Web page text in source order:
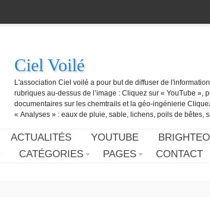
Ciel Voilé
L'association Ciel voilé a pour but de diffuser de
rubriques au-dessus de l’image : Cliquez sur « YouTube
documentaires sur les chemtrails et la géo-ingénierie
« Analyses » : eaux de pluie, sable, lichens, poils de bêtes,
ACTUALITÉS YOUTUBE
CATÉGORIES PAGES CONTACT